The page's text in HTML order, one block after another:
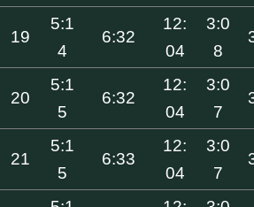
19
5:1
4
6:32
12:
04
3:0
8
20
5:1
5
6:32
12:
04
3:0
7
21
5:1
5
6:33
12:
04
3:0
7